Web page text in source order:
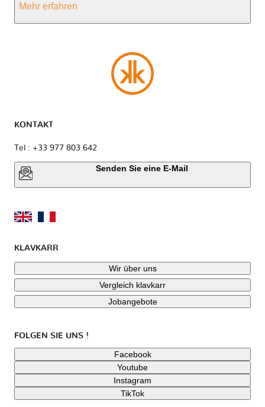
Mehr erfahren
KONTAKT
Tel : +33 977 803 642
Senden Sie eine E-Mail
KLAVKARR
Wir über uns
Vergleich klavkarr
Jobangebote
FOLGEN SIE UNS !
Facebook
Youtube
Instagram
TikTok